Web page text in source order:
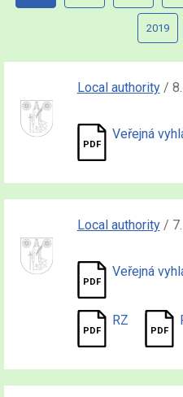
2019
Local authority/ 8.
Veřejná
Local authority/ 7.
Veřejná
RZ